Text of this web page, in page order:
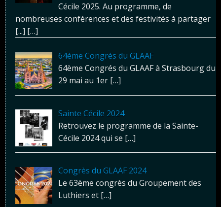
Cécile 2025. Au programme, de
nombreuses conférences et des festivités à partager
[...] […]
64ème Congrés du GLAAF
64ème Congrés du GLAAF à Strasbourg du
29 mai au 1er […]
Sainte Cécile 2024
Retrouvez le programme de la Sainte-
Cécile 2024 qui se […]
Congrès du GLAAF 2024
Le 63ème congrès du Groupement des
Luthiers et […]